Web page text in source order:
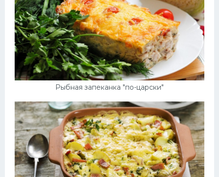
Рыбная запеканка "по-царски"
Напитки
Дизайн комнаты